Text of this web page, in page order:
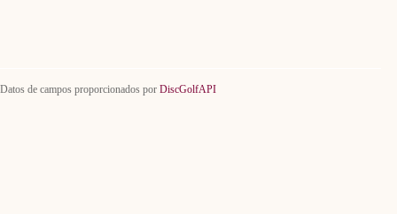
Datos de campos proporcionados por DiscGolfAPI